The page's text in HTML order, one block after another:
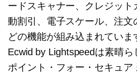
ードスキャナー、クレジット
動割引、電子スケール、注文
どの機能が組み込まれていま
Ecwid by Lightspeedは素晴ら
ポイント・フォー・セキュア